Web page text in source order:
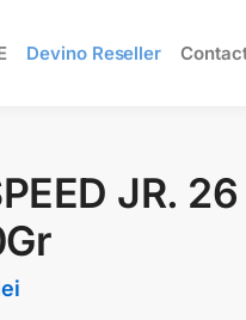
Devino Reseller
JR. 26